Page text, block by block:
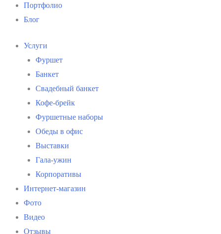
Портфолио
Блог
Услуги
Фуршет
Банкет
Свадебный банкет
Кофе-брейк
Фуршетные наборы
Обеды в офис
Выставки
Гала-ужин
Корпоративы
Интернет-магазин
Фото
Видео
Отзывы